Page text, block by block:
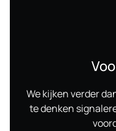
We kijken verder
te denken